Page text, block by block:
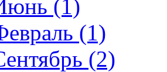
(1)
(1)
(2)